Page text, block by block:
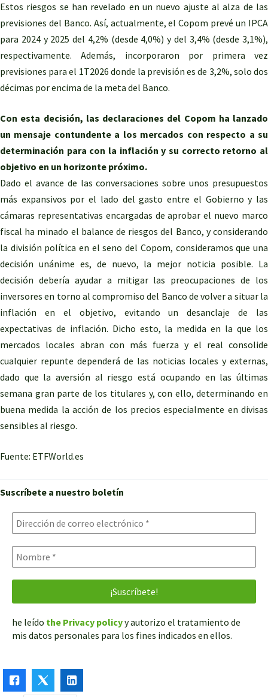
Estos riesgos se han revelado en un nuevo ajuste al alza de las
previsiones del Banco. Así, actualmente, el Copom prevé un IPCA
para 2024 y 2025 del 4,2% (desde 4,0%) y del 3,4% (desde 3,1%),
respectivamente. Además, incorporaron por primera vez
previsiones para el 1T2026 donde la previsión es de 3,2%, solo dos
décimas por encima de la meta del Banco.
Con esta decisión, las declaraciones del Copom ha lanzado
un mensaje contundente a los mercados con respecto a su
determinación para con la inflación y su correcto retorno al
objetivo en un horizonte próximo.
Dado el avance de las conversaciones sobre unos presupuestos
más expansivos por el lado del gasto entre el Gobierno y las
cámaras representativas encargadas de aprobar el nuevo marco
fiscal ha minado el balance de riesgos del Banco, y considerando
la división política en el seno del Copom, consideramos que una
decisión unánime es, de nuevo, la mejor noticia posible. La
decisión debería ayudar a mitigar las preocupaciones de los
inversores en torno al compromiso del Banco de volver a situar la
inflación en el objetivo, evitando un desanclaje de las
expectativas de inflación. Dicho esto, la medida en la que los
mercados locales abran con más fuerza y el real consolide
cualquier repunte dependerá de las noticias locales y externas,
dado que la aversión al riesgo está ocupando en las últimas
semana gran parte de los titulares y, con ello, determinando en
buena medida la acción de los precios especialmente en divisas
sensibles al riesgo.
Fuente: ETFWorld.es
Suscríbete a nuestro boletín
he leído the Privacy policyy autorizo el tratamiento de
mis datos personales para los fines indicados en ellos.